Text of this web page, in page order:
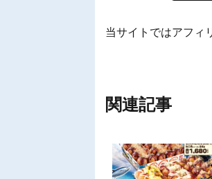
当サイトではアフィ
関連記事